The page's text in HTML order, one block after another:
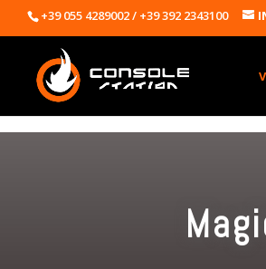
+39 055 4289002 / +39 392 2343100